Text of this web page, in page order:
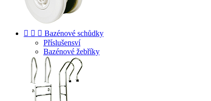
   Bazénové schůdky
Příslušensví
Bazénové žebříky